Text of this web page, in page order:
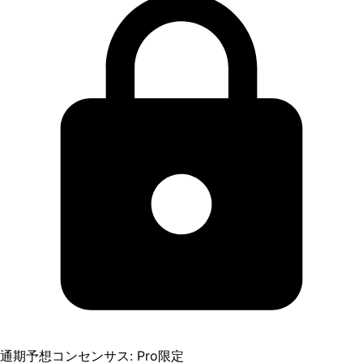
通期予想コンセンサス: Pro限定